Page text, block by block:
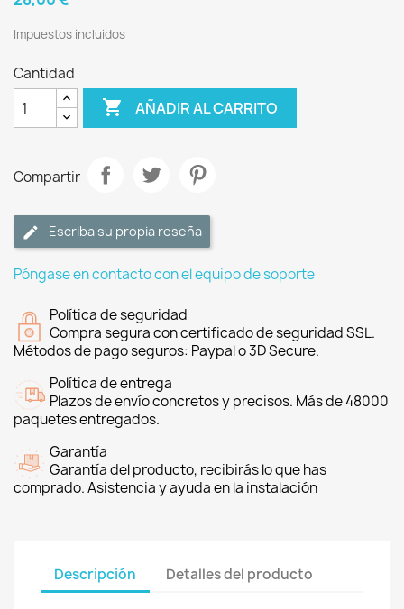
Impuestos incluidos
Cantidad
 AÑADIR AL CARRITO
Compartir
Escriba su propia reseña
Póngase en contacto con el equipo de soporte
Política de seguridad
Compra segura con certificado de seguridad SSL.
Métodos de pago seguros: Paypal o 3D Secure.
Política de entrega
Plazos de envío concretos y precisos. Más de 48000
paquetes entregados.
Garantía
Garantía del producto, recibirás lo que has
comprado. Asistencia y ayuda en la instalación
Descripción Detalles del producto